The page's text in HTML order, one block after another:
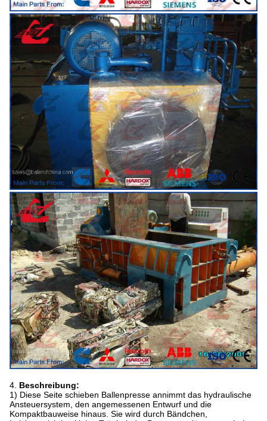
4. Beschreibung:
1) Diese Seite schieben Ballenpresse annimmt das hydraulische
Ansteuersystem, den angemessenen Entwurf und die
Kompaktbauweise hinaus. Sie wird durch Bändchen,